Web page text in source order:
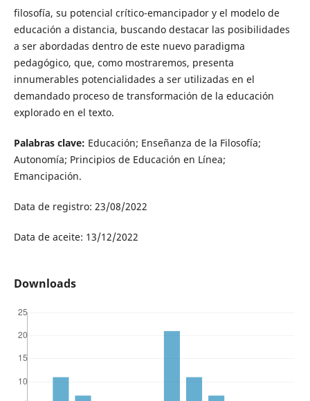
filosofía, su potencial crítico-emancipador y el modelo de
educación a distancia, buscando destacar las posibilidades
a ser abordadas dentro de este nuevo paradigma
pedagógico, que, como mostraremos, presenta
innumerables potencialidades a ser utilizadas en el
demandado proceso de transformación de la educación
explorado en el texto.
Palabras clave: Educación; Enseñanza de la Filosofía;
Autonomía; Principios de Educación en Línea;
Emancipación.
Data de registro: 23/08/2022
Data de aceite: 13/12/2022
Downloads